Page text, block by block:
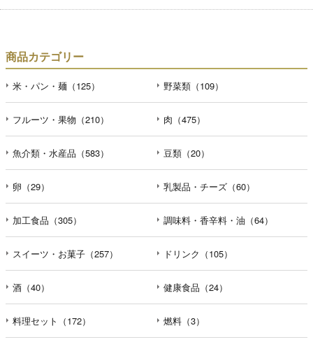
商品カテゴリー
米・パン・麺（125） 野菜類（109）
フルーツ・果物（210） 肉（475）
魚介類・水産品（583） 豆類（20）
卵（29） 乳製品・チーズ（60）
加工食品（305） 調味料・香辛料・油（64）
スイーツ・お菓子（257） ドリンク（105）
酒（40） 健康食品（24）
料理セット（172） 燃料（3）